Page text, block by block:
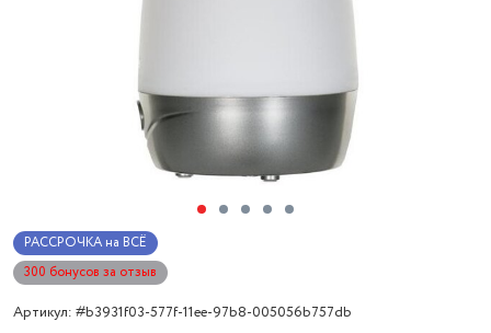
РАССРОЧКА на ВСЁ
300 бонусов за отзыв
Артикул: #b3931f03-577f-11ee-97b8-005056b757db